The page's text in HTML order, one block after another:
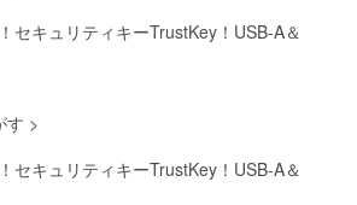
セキュリティキーTrustKey！USB-A＆
す >
セキュリティキーTrustKey！USB-A＆